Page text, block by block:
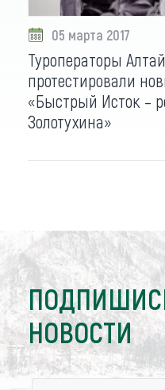
05 марта 2017
Туроператоры
протестировали
«Быстрый Исток –
Золотухина»
НОВОСТИ